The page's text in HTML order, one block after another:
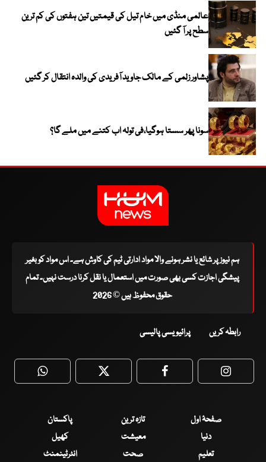
عالمی منڈی میں خام تیل کی قیمتیں تین ہفتوں کی کم ترین
سطح پر آ گئیں
پشاور زلمی کے مالک جاوید آفریدی کی والدہ انتقال کر گئیں
سونا پھر سستا ہوگیا،فی تولہ اب کتنے میں ملے گا؟
ہم نیوز پر شائع یا نشر ہونے والا مواد ادارتی ٹیم کی کاوش ہے۔ اس مواد کو بغیر
پیشگی اجازت کسی بھی صورت میں استعمال یا نقل کرنا درست نہیں۔ تمام
حقوق محفوظ ہیں © 2026
رابطہ کریں پرائیویسی پالیسی
WhatsApp Twitter Facebook
صفحۂ اول تازہ ترین
پاکستان
دنیا
معیشت
کھیل
تعلیم
صحت انٹرٹینمنٹ